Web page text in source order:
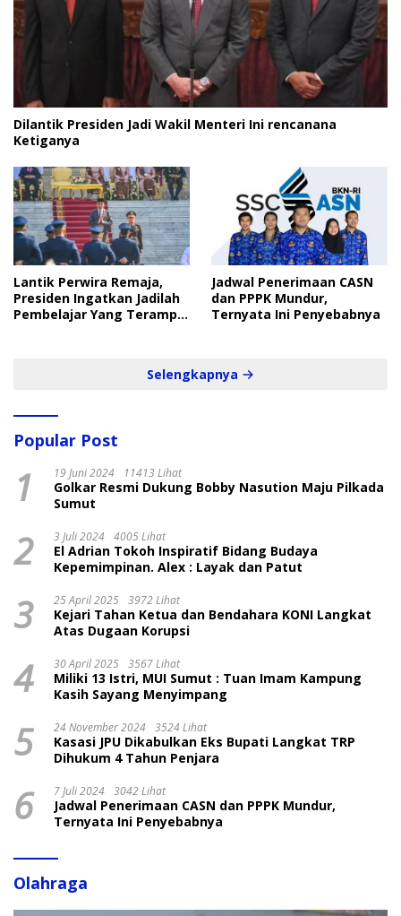
Dilantik Presiden Jadi Wakil Menteri Ini rencanana
Ketiganya
Lantik Perwira Remaja,
Presiden Ingatkan Jadilah
Pembelajar Yang Terampil
Jadwal Penerimaan CASN
dan PPPK Mundur,
Ternyata Ini Penyebabnya
Selengkapnya
Popular Post
1 19 Juni 2024 11413 Lihat
Golkar Resmi Dukung Bobby Nasution Maju Pilkada
Sumut
2 3 Juli 2024 4005 Lihat
El Adrian Tokoh Inspiratif Bidang Budaya
Kepemimpinan. Alex : Layak dan Patut
3 25 April 2025 3972 Lihat
Kejari Tahan Ketua dan Bendahara KONI Langkat
Atas Dugaan Korupsi
4 30 April 2025 3567 Lihat
Miliki 13 Istri, MUI Sumut : Tuan Imam Kampung
Kasih Sayang Menyimpang
5 24 November 2024 3524 Lihat
Kasasi JPU Dikabulkan Eks Bupati Langkat TRP
Dihukum 4 Tahun Penjara
6 7 Juli 2024 3042 Lihat
Jadwal Penerimaan CASN dan PPPK Mundur,
Ternyata Ini Penyebabnya
Olahraga